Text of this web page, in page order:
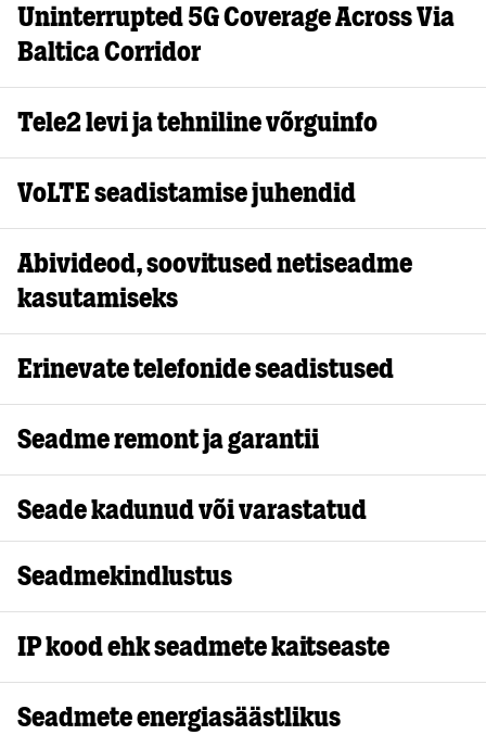
Uninterrupted 5G Coverage Across Via
Baltica Corridor
Tele2 levi ja tehniline võrguinfo
VoLTE seadistamise juhendid
Abivideod, soovitused netiseadme
kasutamiseks
Erinevate telefonide seadistused
Seadme remont ja garantii
Seade kadunud või varastatud
Seadmekindlustus
IP kood ehk seadmete kaitseaste
Seadmete energiasäästlikus